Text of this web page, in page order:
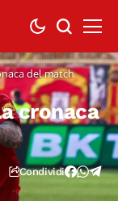
del match
cronaca
Condividi